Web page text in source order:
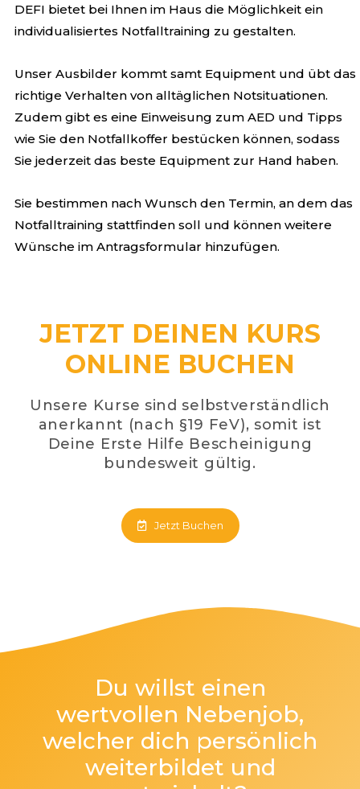
DEFI bietet bei Ihnen im Haus die Möglichkeit ein
individualisiertes Notfalltraining zu gestalten.
Unser Ausbilder kommt samt Equipment und übt das
richtige Verhalten von alltäglichen Notsituationen.
Zudem gibt es eine Einweisung zum AED und Tipps
wie Sie den Notfallkoffer bestücken können, sodass
Sie jederzeit das beste Equipment zur Hand haben.
Sie bestimmen nach Wunsch den Termin, an dem das
Notfalltraining stattfinden soll und können weitere
Wünsche im Antragsformular hinzufügen.
JETZT DEINEN KURS
ONLINE BUCHEN
Unsere Kurse sind selbstverständlich
anerkannt (nach §19 FeV), somit ist
Deine Erste Hilfe Bescheinigung
bundesweit gültig.
Jetzt Buchen
Du willst einen
wertvollen Nebenjob,
welcher dich persönlich
weiterbildet und